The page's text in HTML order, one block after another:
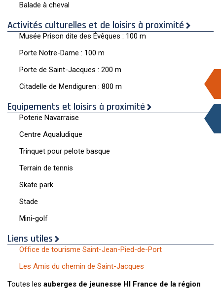
Balade à cheval
Activités culturelles et de loisirs à proximité
Musée Prison dite des Évêques : 100 m
Porte Notre-Dame : 100 m
Porte de Saint-Jacques : 200 m
Citadelle de Mendiguren : 800 m
Equipements et loisirs à proximité
Poterie Navarraise
Centre Aqualudique
Trinquet pour pelote basque
Terrain de tennis
Skate park
Stade
Mini-golf
Liens utiles
Office de tourisme Saint-Jean-Pied-de-Port
Les Amis du chemin de Saint-Jacques
Toutes les auberges de jeunesse HI France de la région